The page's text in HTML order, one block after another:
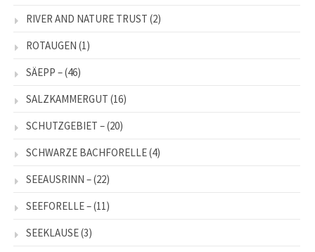
RIVER AND NATURE TRUST (2)
ROTAUGEN (1)
SÄEPP –(46)
SALZKAMMERGUT (16)
SCHUTZGEBIET –(20)
SCHWARZE BACHFORELLE(4)
SEEAUSRINN –(22)
SEEFORELLE –(11)
SEEKLAUSE(3)